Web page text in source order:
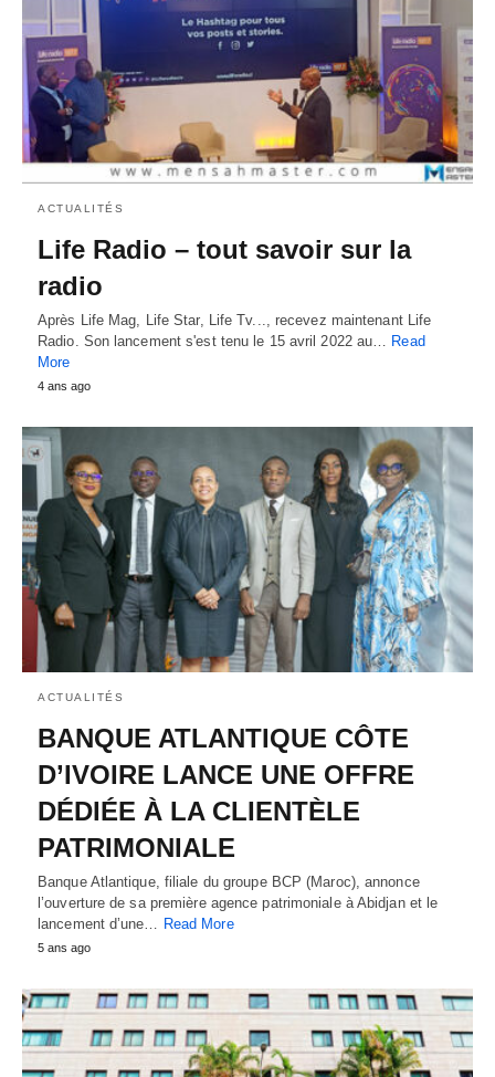
ACTUALITÉS
Life Radio – tout savoir sur la
radio
Après Life Mag, Life Star, Life Tv..., recevez maintenant Life
Radio. Son lancement s'est tenu le 15 avril 2022 au… Read
More
4 ans ago
ACTUALITÉS
BANQUE ATLANTIQUE CÔTE
D’IVOIRE LANCE UNE OFFRE
DÉDIÉE À LA CLIENTÈLE
PATRIMONIALE
Banque Atlantique, filiale du groupe BCP (Maroc), annonce
l’ouverture de sa première agence patrimoniale à Abidjan et le
lancement d’une… Read More
5 ans ago